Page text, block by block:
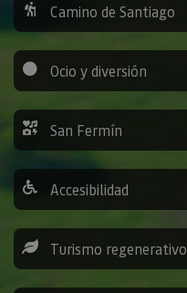
Camino de Santiago
Ocio y diversión
San Fermín
Accesibilidad
Turismo regenerativo